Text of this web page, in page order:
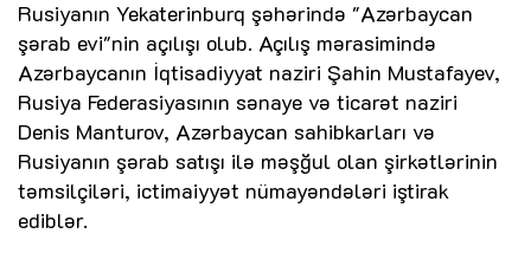
Rusiyanın Yekaterinburq şəhərində "Azərbaycan
şərab evi"nin açılışı olub. Açılış mərasimində
Azərbaycanın İqtisadiyyat naziri Şahin Mustafayev,
Rusiya Federasiyasının sənaye və ticarət naziri
Denis Manturov, Azərbaycan sahibkarları və
Rusiyanın şərab satışı ilə məşğul olan şirkətlərinin
təmsilçiləri, ictimaiyyət nümayəndələri iştirak
ediblər.